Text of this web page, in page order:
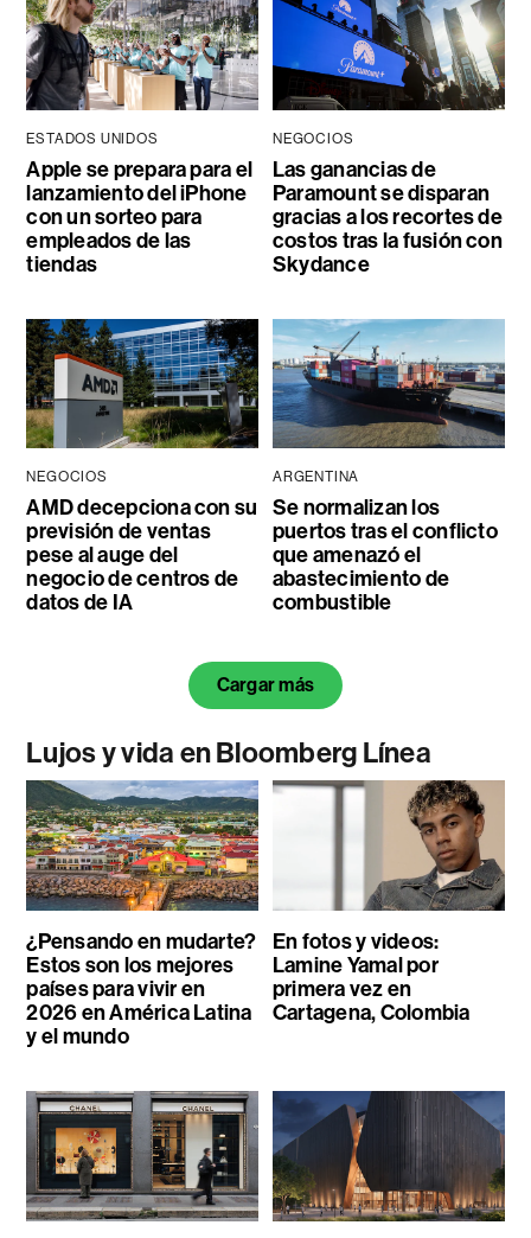
ESTADOS UNIDOS
Apple se prepara para el
lanzamiento del iPhone
con un sorteo para
empleados de las
tiendas
NEGOCIOS
Las ganancias de
Paramount se disparan
gracias a los recortes de
costos tras la fusión con
Skydance
NEGOCIOS
AMD decepciona con su
previsión de ventas
pese al auge del
negocio de centros de
datos de IA
ARGENTINA
Se normalizan los
puertos tras el conflicto
que amenazó el
abastecimiento de
combustible
Cargar más
Lujos y vida en Bloomberg Línea
¿Pensando en mudarte?
Estos son los mejores
países para vivir en
2026 en América Latina
y el mundo
En fotos y videos:
Lamine Yamal por
primera vez en
Cartagena, Colombia